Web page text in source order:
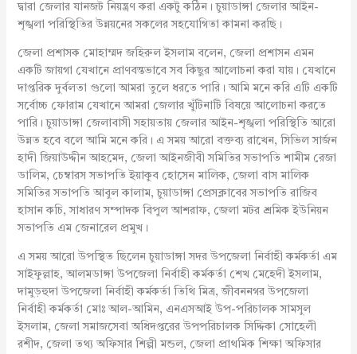
দ্বারা জেলার যানজট নিয়ন্ত্রণ করা একটু কঠিন। চুয়াডাঙ্গা জেলার আইন-
শৃঙ্খলা পরিস্থিতির উন্নয়নের সকলের সহযোগিতা কামনা করছি।
জেলা প্রশাসক মোহাম্মদ জহিরুল ইসলাম বলেন, জেলা প্রশাসন এমন
একটি জায়গা যেখানে প্রাণবন্তভাবে সব কিছুর আলোচনা করা যায়। যেখানে
দাপ্তরিক দুর্বলতা গুলো আমরা তুলে ধরতে পারি। আমি মনে করি এটি একটি
সর্বোচ্চ ফোরাম যেখানে আমরা জেলার খুঁটিনাটি বিষয়ে আলোচনা করতে
পারি। চুয়াডাঙ্গা জেলাবাসী সহায়তায় জেলার আইন-শৃঙ্খলা পরিস্থিতি আরো
উন্নত হবে বলে আমি মনে করি। এ সময় আরো বক্তব্য রাখেন, সিভিল সার্জন
হাদী জিয়াউদ্দীন আহমেদ, জেলা আইনজীবী সমিতির সভাপতি শামীম রেজা
ডালিম, চেম্বারস সভাপতি ইয়াকুব হোসেন মালিক, জেলা বাস মালিক
সমিতির সভাপতি আবুল কালাম, চুয়াডাঙ্গা প্রেসক্লাবের সভাপতি রাজিব
হাসান কচি, সাধারণ সম্পাদক বিপুল আশরাফ, জেলা মটর শ্রমিক ইউনিয়ন
সভাপতি এম জেনারেল প্রমুখ।
এ সময় আরো উপস্থিত ছিলেন চুয়াডাঙ্গা সদর উপজেলা নির্বাহী কর্মকর্তা এম
সাইফুল্লাহ, আলমডাঙ্গা উপজেলা নির্বাহী কর্মকর্তা শেখ মেহেদী ইসলাম,
দামুড়হুদা উপজেলা নির্বাহী কর্মকর্তা তিথি মিত্র, জীবননগর উপজেলা
নির্বাহী কর্মকর্তা মোঃ আল-আমিন, এনএসআই উপ-পরিচালক সামসুল
ইসলাম, জেলা সমাজসেবা অধিদপ্তরের উপপরিচালক সিদ্দিকা সোহেলী
রশীদ, জেলা তথ্য অফিসার শিল্পী মন্ডল, জেলা প্রাথমিক শিক্ষা অফিসার